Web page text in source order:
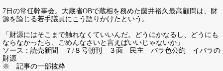
7日の常任幹事会。大蔵省OBで蔵相を務めた藤井裕久最高顧問は、財
源を論じる若手議員にこう語りかけたという。
「財源にはそこまで触れなくていいんだ。どうにかなるし、どうにも
ならなかったら、ごめんなさいと言えばいいじゃないか」
ソース：読売新聞 ７/８号朝刊 ３面 民主 バラ色公約 イバラの
財源
※ 記事の一部抜粋